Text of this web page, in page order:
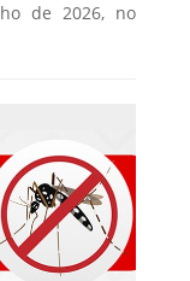
de 2026, no